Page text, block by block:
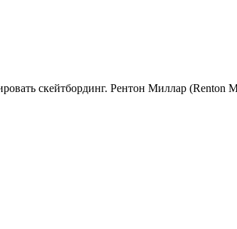
скейтбординг. Рентон Миллар (Renton